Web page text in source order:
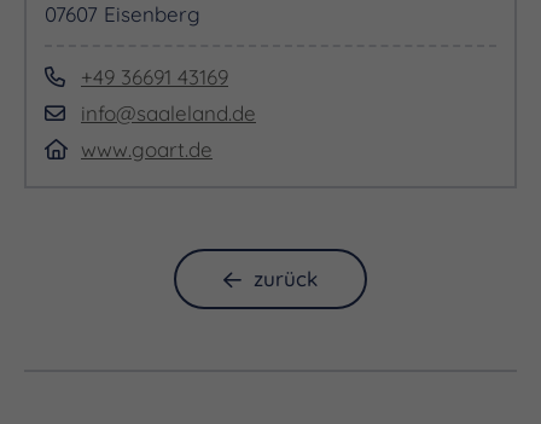
07607 Eisenberg
+49 36691 43169
info@saaleland.de
www.goart.de
zurück